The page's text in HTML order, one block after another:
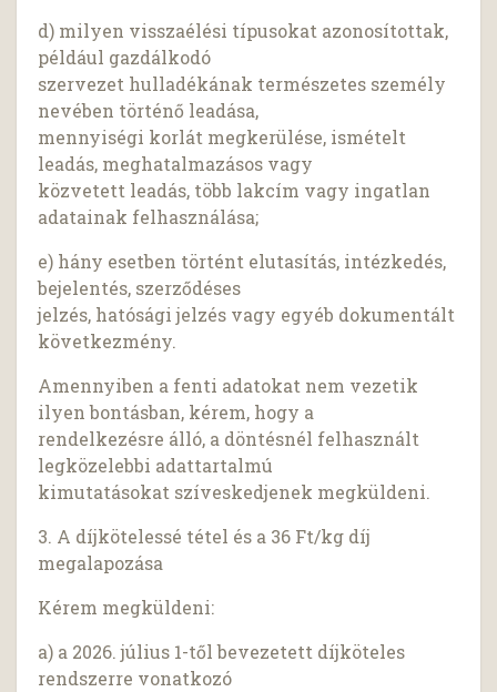
d) milyen visszaélési típusokat azonosítottak,
például gazdálkodó
szervezet hulladékának természetes személy
nevében történő leadása,
mennyiségi korlát megkerülése, ismételt
leadás, meghatalmazásos vagy
közvetett leadás, több lakcím vagy ingatlan
adatainak felhasználása;
e) hány esetben történt elutasítás, intézkedés,
bejelentés, szerződéses
jelzés, hatósági jelzés vagy egyéb dokumentált
következmény.
Amennyiben a fenti adatokat nem vezetik
ilyen bontásban, kérem, hogy a
rendelkezésre álló, a döntésnél felhasznált
legközelebbi adattartalmú
kimutatásokat szíveskedjenek megküldeni.
3. A díjkötelessé tétel és a 36 Ft/kg díj
megalapozása
Kérem megküldeni:
a) a 2026. július 1-től bevezetett díjköteles
rendszerre vonatkozó